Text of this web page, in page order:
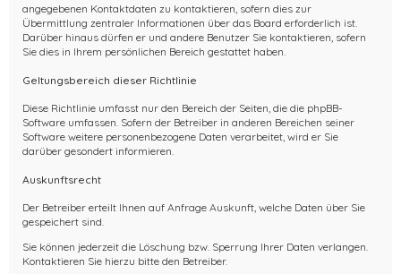
angegebenen Kontaktdaten zu kontaktieren, sofern dies zur
Übermittlung zentraler Informationen über das Board erforderlich ist.
Darüber hinaus dürfen er und andere Benutzer Sie kontaktieren, sofern
Sie dies in Ihrem persönlichen Bereich gestattet haben.
Geltungsbereich dieser Richtlinie
Diese Richtlinie umfasst nur den Bereich der Seiten, die die phpBB-
Software umfassen. Sofern der Betreiber in anderen Bereichen seiner
Software weitere personenbezogene Daten verarbeitet, wird er Sie
darüber gesondert informieren.
Auskunftsrecht
Der Betreiber erteilt Ihnen auf Anfrage Auskunft, welche Daten über Sie
gespeichert sind.
Sie können jederzeit die Löschung bzw. Sperrung Ihrer Daten verlangen.
Kontaktieren Sie hierzu bitte den Betreiber.